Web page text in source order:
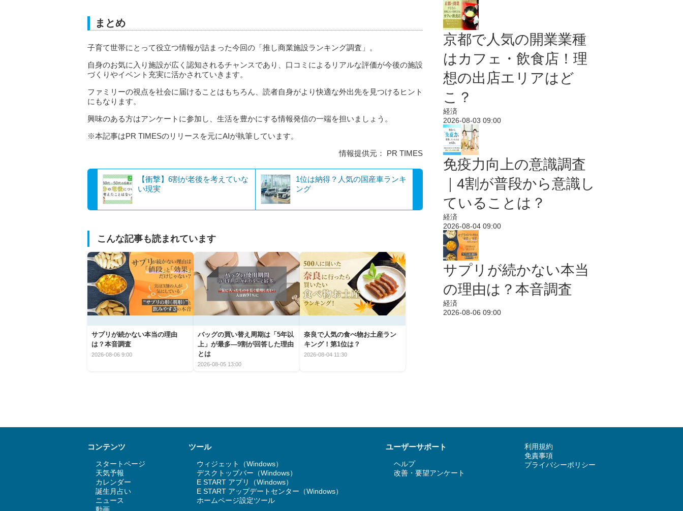
まとめ
子育て世帯にとって役立つ情報が詰まった今回の「推し商業施設ランキング調査」。
自身のお気に入り施設が広く認知されるチャンスであり、口コミによるリアルな評価が今後の施設
づくりやイベント充実に活かされていきます。
ファミリーの視点を社会に届けることはもちろん、読者自身がより快適な外出先を見つけるヒント
にもなります。
興味のある方はアンケートに参加し、生活を豊かにする情報発信の一端を担いましょう。
※本記事はPR TIMESのリリースを元にAIが執筆しています。
情報提供元： PR TIMES
【衝撃】6割が老後を考えていな
い現実
1位は納得？人気の国産車ランキ
ング
こんな記事も読まれています
サプリが続かない本当の理由
は？本音調査
2026-08-06 9:00
バッグの買い替え周期は「5年以
上」が最多―9割が回答した理由
とは
2026-08-05 13:00
奈良で人気の食べ物お土産ラン
キング！第1位は？
2026-08-04 11:30
京都で人気の開業業種
はカフェ・飲食店！理
想の出店エリアはど
こ？
経済
2026-08-03 09:00
免疫力向上の意識調査
｜4割が普段から意識し
ていることは？
経済
2026-08-04 09:00
サプリが続かない本当
の理由は？本音調査
経済
2026-08-06 09:00
コンテンツ
スタートページ
天気予報
カレンダー
誕生月占い
ニュース
ツール
ウィジェット（Windows）
デスクトップバー（Windows）
E START アプリ（Windows）
E START アップデートセンター（Windows）
ホームページ設定ツール
ユーザーサポート
ヘルプ
改善・要望アンケート
利用規約
免責事項
プライバシーポリシー